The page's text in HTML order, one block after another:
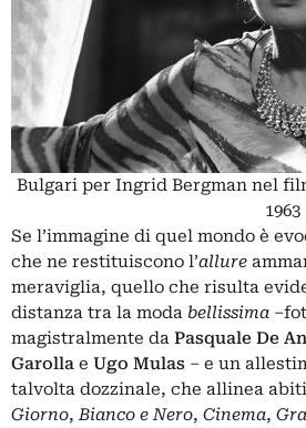
Bulgari per Ingrid Bergman nel
1963
Se l’immagine di quel mondo è
che ne restituiscono l’allure
meraviglia, quello che risulta
distanza tra la moda bellissima
magistralmente da Pasquale De
Garolla e Ugo Mulas – e un
talvolta dozzinale, che allinea
Giorno, Bianco e Nero, Cinema,